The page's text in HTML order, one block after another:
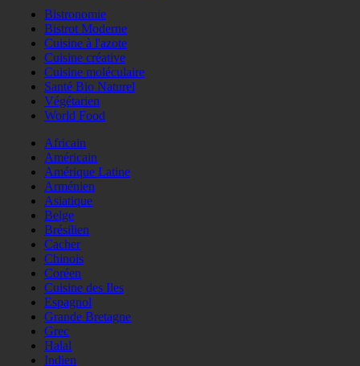
Bistronomie
Bistrot Moderne
Cuisine à l'azote
Cuisine créative
Cuisine moléculaire
Santé Bio Naturel
Végétarien
World Food
Africain
Américain
Amérique Latine
Arménien
Asiatique
Belge
Brésilien
Cacher
Chinois
Coréen
Cuisine des Iles
Espagnol
Grande Bretagne
Grec
Halal
Indien